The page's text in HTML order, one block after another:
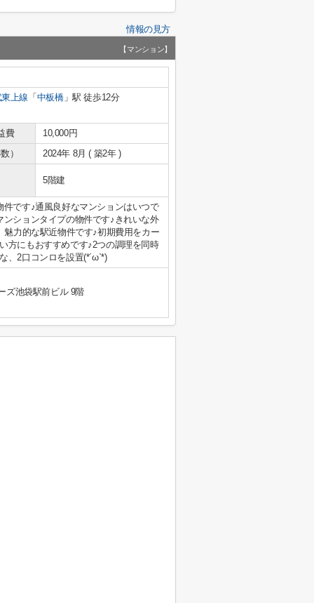
情報の見方
【マンション】
上線 「 中板橋」駅 徒歩12分
費
10,000円
）
2024年 8月 ( 築2年 )
5階建
です♪通風良好なマンションはいつで
ションタイプの物件です♪きれいな外
力的な駅近物件です♪初期費用をカー
方にもおすすめです♪2つの調理を同時
、2口コンロを設置(*´ω`*)
ズ池袋駅前ビル 9階